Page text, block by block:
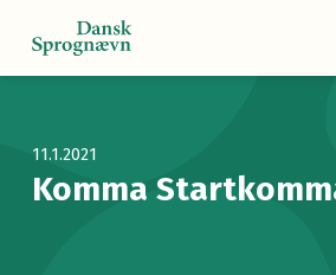
11.1.2021
Komma